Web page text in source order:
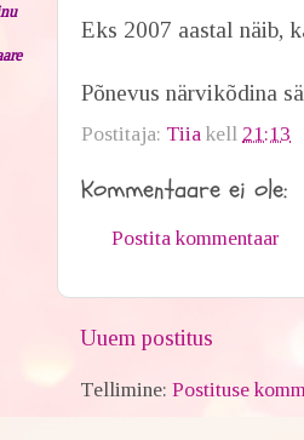
Eks 2007 aastal näib,
Põnevus närvikõdina
Postitaja: Tiia kell 21:13
Kommentaare ei ole:
Postita kommentaar
Uuem postitus
Tellimine:Postituse